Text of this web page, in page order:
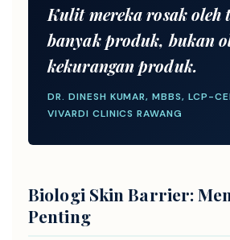
Kulit mereka rosak oleh
banyak produk, bukan
kekurangan produk.
DR. DINESH KUMAR, MBBS, LCP-
VIVARDI CLINICS RAWANG
Biologi Skin Barrier:
Penting